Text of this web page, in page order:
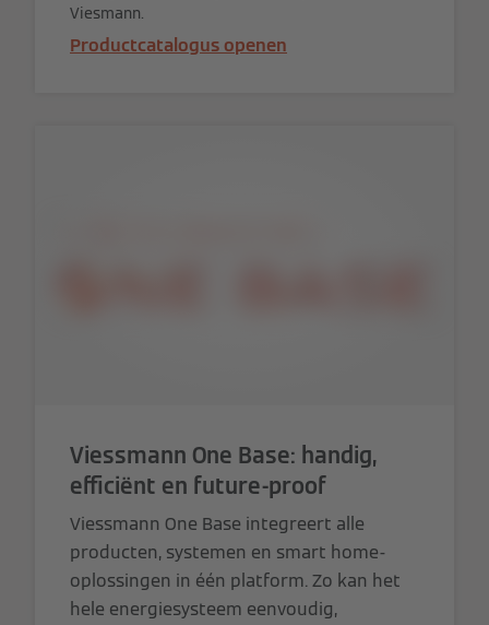
Viesmann.
Productcatalogus openen
Viessmann One Base: handig,
efficiënt en future-proof
Viessmann One Base integreert alle
producten, systemen en smart home-
oplossingen in één platform. Zo kan het
hele energiesysteem eenvoudig,